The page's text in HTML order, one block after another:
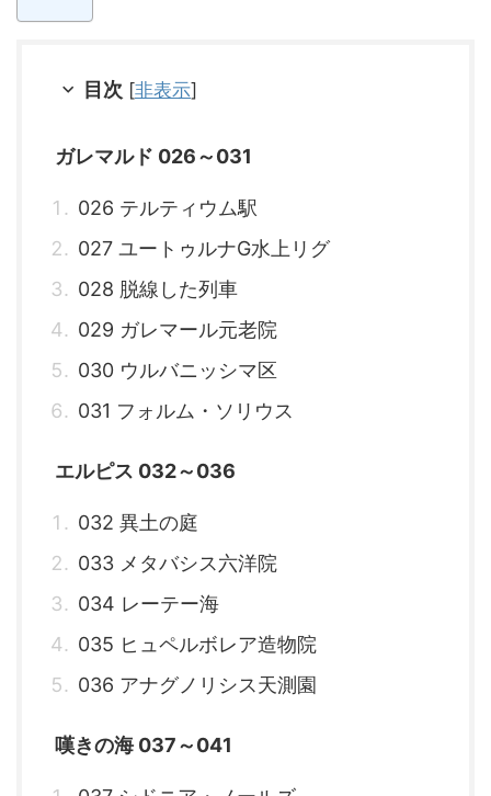
目次 [非表示]
ガレマルド 026～031
026 テルティウム駅
027 ユートゥルナG水上リグ
028 脱線した列車
029 ガレマール元老院
030 ウルバニッシマ区
031 フォルム・ソリウス
エルピス 032～036
032 異土の庭
033 メタバシス六洋院
034 レーテー海
035 ヒュペルボレア造物院
036 アナグノリシス天測園
嘆きの海 037～041